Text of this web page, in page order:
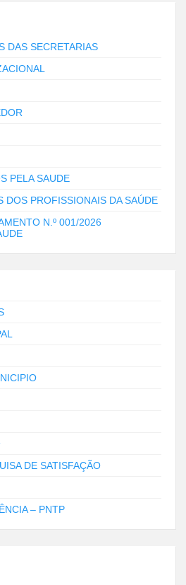
DAS SECRETARIAS
PELA SAUDE
DOS PROFISSIONAIS DA SAÚDE
N.º 001/2026
DE SATISFAÇÃO
– PNTP